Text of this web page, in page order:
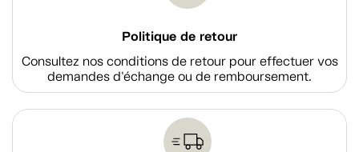
Politique de retour
Consultez nos conditions de retour pour effectuer vos
demandes d'échange ou de remboursement.